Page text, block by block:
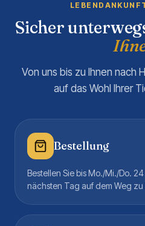
Sicher
Von uns bis zu Ihnen nach
auf das Wohl Ihrer
Bestellung
Bestellen Sie bis Mo./Mi./Do.
nächsten Tag auf dem Weg zu